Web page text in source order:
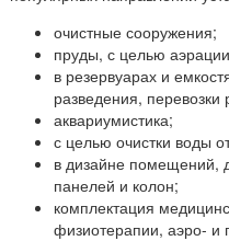
очистные сооружения;
пруды, с целью
в резервуарах и
разведения,
аквариумистика;
с целью очистки воды
в дизайне помещений,
панелей и колон;
комплектация
физиотерапии, аэро- и